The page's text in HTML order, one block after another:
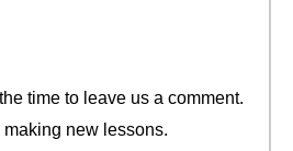
time to leave us a comment.
new lessons.